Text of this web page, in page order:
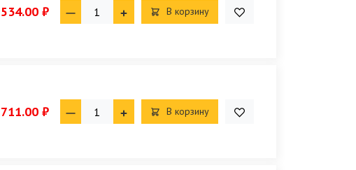
534.00 ₽ В корзину
711.00 ₽ В корзину